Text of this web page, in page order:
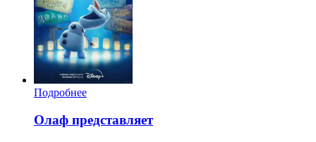
Подробнее
Олаф представляет